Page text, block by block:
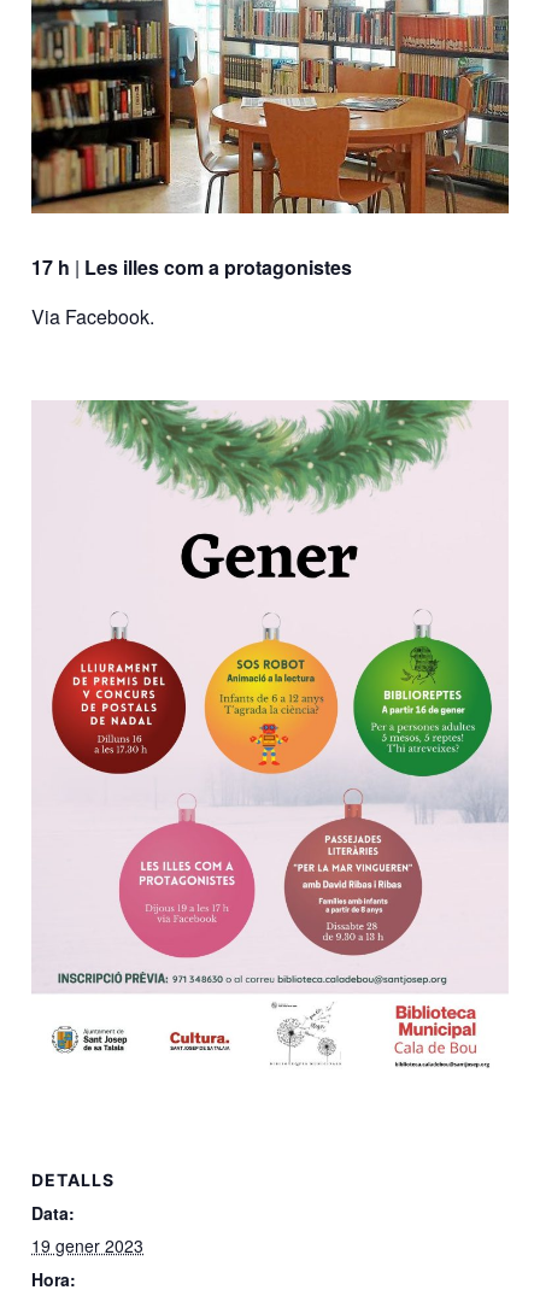
17 h | Les illes com a protagonistes
Via Facebook.
DETALLS
Data:
19 gener 2023
Hora: